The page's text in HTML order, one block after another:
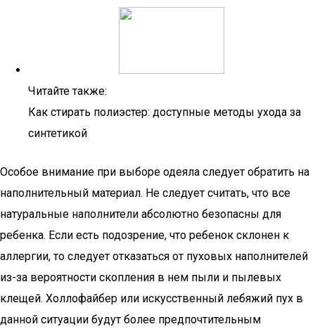
Читайте также:
Как стирать полиэстер: доступные методы ухода за
синтетикой
Особое внимание при выборе одеяла следует обратить на
наполнительный материал. Не следует считать, что все
натуральные наполнители абсолютно безопасны для
ребенка. Если есть подозрение, что ребенок склонен к
аллергии, то следует отказаться от пуховых наполнителей
из-за вероятности скопления в нем пыли и пылевых
клещей. Холлофайбер или искусственный лебяжий пух в
данной ситуации будут более предпочтительным